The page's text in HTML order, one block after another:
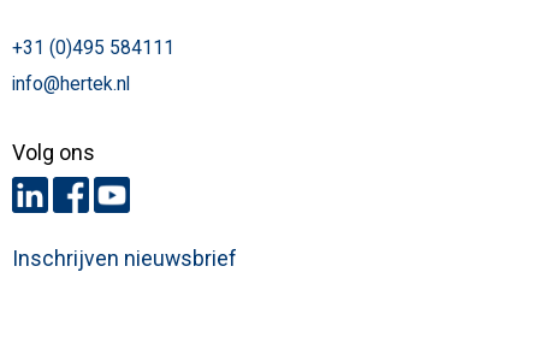
+31 (0)495 584111
info@hertek.nl
Volg ons
Inschrijven nieuwsbrief